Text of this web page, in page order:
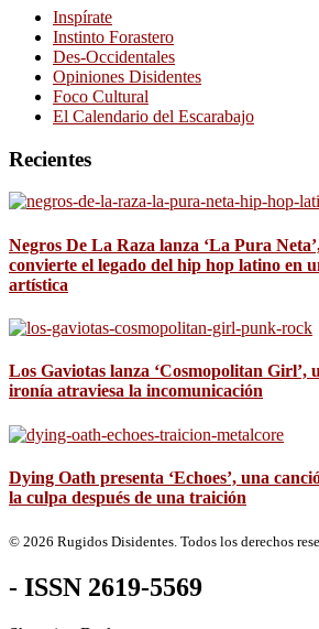
Inspírate
Instinto Forastero
Des-Occidentales
Opiniones Disidentes
Foco Cultural
El Calendario del Escarabajo
Recientes
Negros De La Raza lanza ‘La Pura
convierte el legado del hip hop latino en
artística
Los Gaviotas lanza ‘Cosmopolitan Girl’,
ironía atraviesa la incomunicación
Dying Oath presenta ‘Echoes’, una
la culpa después de una traición
© 2026 Rugidos Disidentes. Todos los derechos
- ISSN 2619-5569